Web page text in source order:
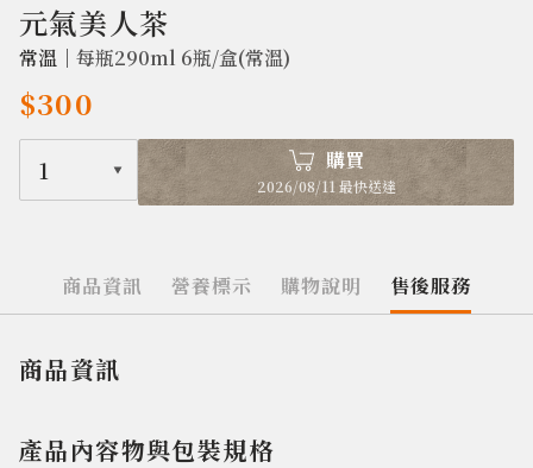
元氣美人茶
常溫｜ 每瓶290ml 6瓶/盒(常溫)
$300
1 購買
2026/08/11 最快送達
商品資訊 營養標示 購物說明 售後服務
商品資訊
產品內容物與包裝規格